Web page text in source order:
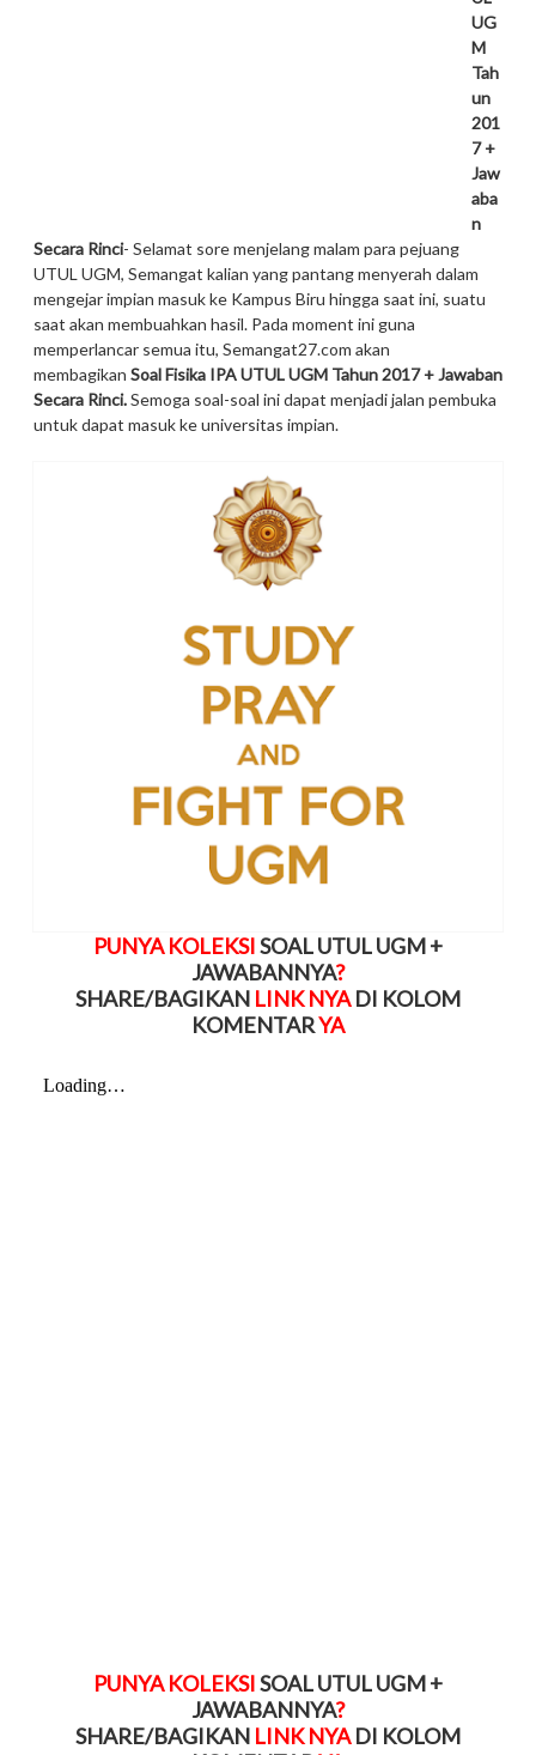
UG
M
Tah
un
201
7 +
Jaw
aba
n
Secara Rinci- Selamat sore menjelang malam para pejuang
UTUL UGM, Semangat kalian yang pantang menyerah dalam
mengejar impian masuk ke Kampus Biru hingga saat ini, suatu
saat akan membuahkan hasil. Pada moment ini guna
memperlancar semua itu, Semangat27.com akan
membagikan Soal Fisika IPA UTUL UGM Tahun 2017 + Jawaban
Secara Rinci.Semoga soal-soal ini dapat menjadi jalan pembuka
untuk dapat masuk ke universitas impian.
PUNYA KOLEKSISOAL UTUL UGM +
JAWABANNYA?
SHARE/BAGIKAN LINK NYADI KOLOM
KOMENTARYA
PUNYA KOLEKSISOALUTUL UGM+
JAWABANNYA?
SHARE/BAGIKAN LINK NYADI KOLOM